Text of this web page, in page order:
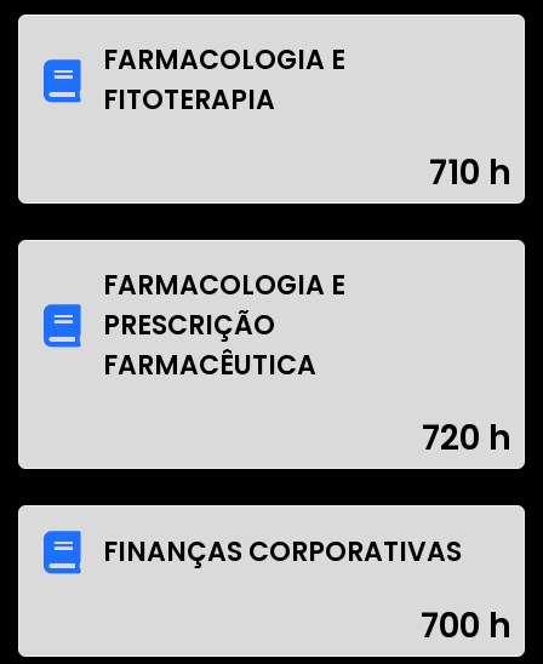
FARMACOLOGIA E
FITOTERAPIA
710 h
FARMACOLOGIA E
PRESCRIÇÃO
FARMACÊUTICA
720 h
FINANÇAS CORPORATIVAS
700 h